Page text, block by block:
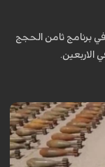
برنامج ثامن الحجج